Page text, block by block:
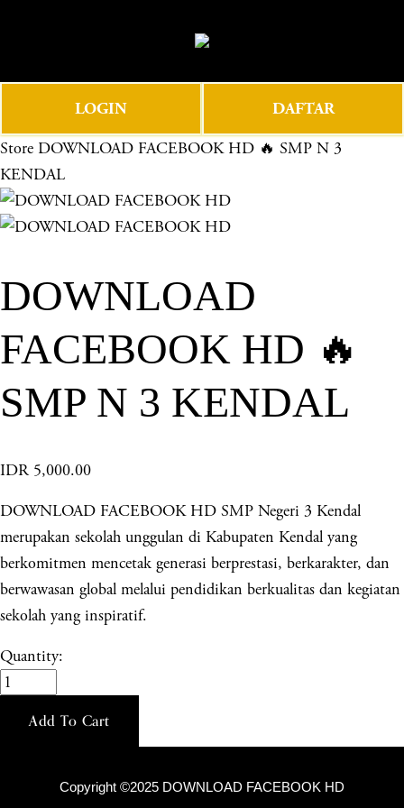
e
e
n
u
LOGIN DAFTAR
Store DOWNLOAD FACEBOOK HD 🔥 SMP N 3
KENDAL
DOWNLOAD
FACEBOOK HD 🔥
SMP N 3 KENDAL
IDR 5,000.00
DOWNLOAD FACEBOOK HD SMP Negeri 3 Kendal
merupakan sekolah unggulan di Kabupaten Kendal yang
berkomitmen mencetak generasi berprestasi, berkarakter, dan
berwawasan global melalui pendidikan berkualitas dan kegiatan
sekolah yang inspiratif.
Quantity:
Add To Cart
Copyright ©2025 DOWNLOAD FACEBOOK HD